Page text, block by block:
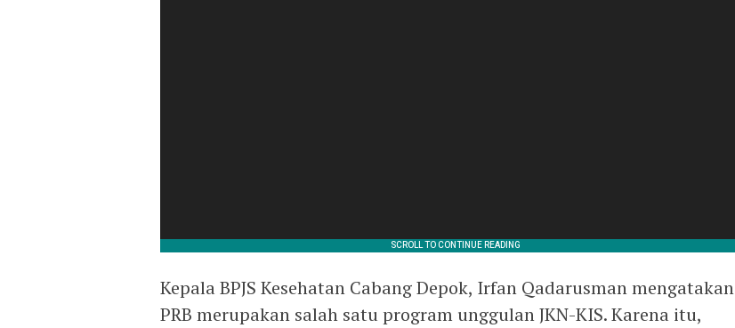
Kepala BPJS Kesehatan Cabang Depok, Irfan Qadarusman mengatakan
PRB merupakan salah satu program unggulan JKN-KIS. Karena itu,